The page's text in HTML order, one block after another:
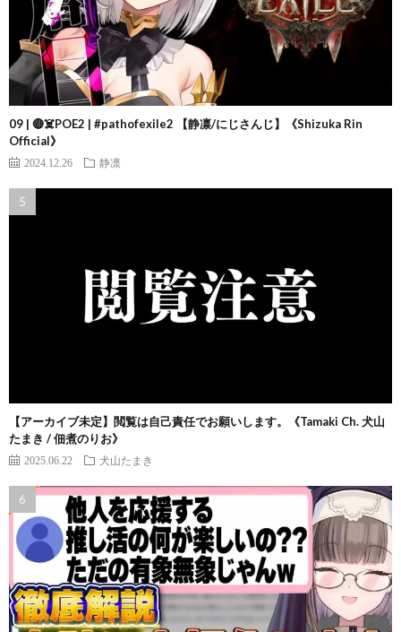
09 | 🔴☠️POE2 | #pathofexile2 【静凛/にじさんじ】《Shizuka Rin
Official》
2024.12.26 静凛
【アーカイブ未定】閲覧は自己責任でお願いします。《Tamaki Ch. 犬山
たまき / 佃煮のりお》
2025.06.22 犬山たまき